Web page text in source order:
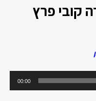
קובי פרץ
00:00